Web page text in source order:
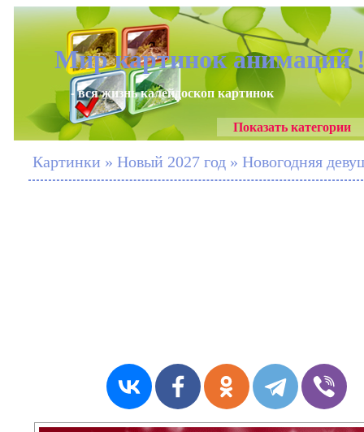
Мир картинок анимаций
- вся жизнь калейдоскоп картинок
Показать категории
Картинки » Новый 2027 год » Новогодняя